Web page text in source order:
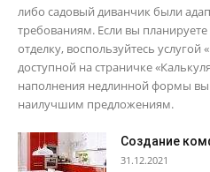
либо садовый диванчик были
требованиям. Если вы
отделку, воспользуйтесь услугой
доступной на страничке
наполнения недлинной формы вы
наилучшим предложениям.
Создание
31.12.2021